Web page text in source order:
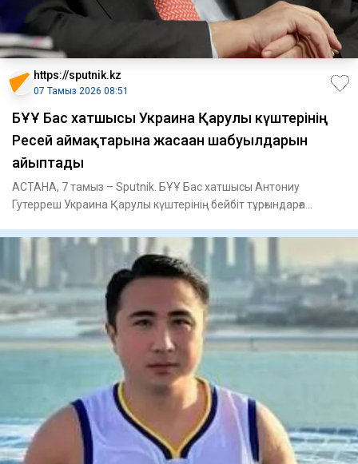
https://sputnik.kz
07 Тамыз 2026 08:51
БҰҰ Бас хатшысы Украина Қарулы күштерінің
Ресей аймақтарына жасаған шабуылдарын
айыптады
АСТАНА, 7 тамыз – Sputnik. БҰҰ Бас хатшысы Антониу
Гутерреш Украина Қарулы күштерінің бейбіт тұрғындарға